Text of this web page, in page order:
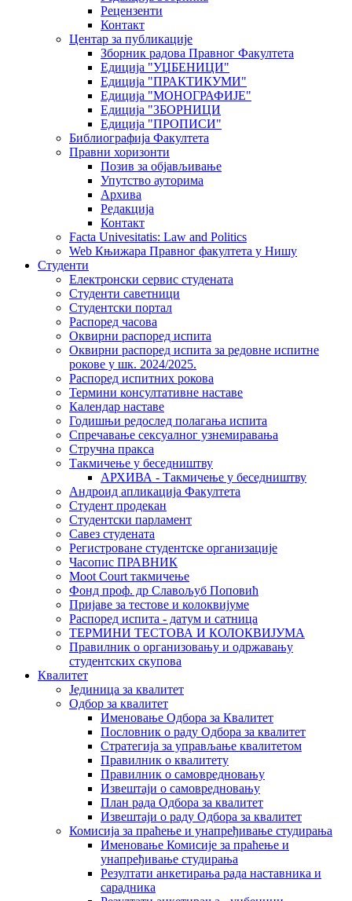
Рецензенти
Контакт
Центар за публикације
Зборник радова Правног Факултета
Едиција "УЏБЕНИЦИ"
Едиција "ПРАКТИКУМИ"
Едиција "МОНОГРАФИЈЕ"
Едиција "ЗБОРНИЦИ
Едиција "ПРОПИСИ"
Библиографија Факултета
Правни хоризонти
Позив за објављивање
Упутство ауторима
Архива
Редакција
Контакт
Facta Univesitatis: Law and Politics
Web Књижара Правног факултета у Нишу
Студенти
Електронски сервис студената
Студенти саветници
Студентски портал
Распоред часова
Оквирни распоред испита
Оквирни распоред испита за редовне испитне
рокове у шк. 2024/2025.
Распоред испитних рокова
Термини консултативне наставе
Календар наставе
Годишњи редослед полагања испита
Спречавање сексуалног узнемиравања
Стручна пракса
Такмичење у беседништву
АРХИВА - Такмичење у беседништву
Андроид апликација Факултета
Студент продекан
Студентски парламент
Савез студената
Регистроване студентске организације
Часопис ПРАВНИК
Moot Court такмичење
Фонд проф. др Славољуб Поповић
Пријаве за тестове и колоквијуме
Распоред испита - датум и сатница
ТЕРМИНИ ТЕСТОВА И КОЛОКВИЈУМА
Правилник о организовању и одржавању
студентских скупова
Квалитет
Јединица за квалитет
Одбор за квалитет
Именовање Одбора за Квалитет
Пословник о раду Одбора за квалитет
Стратегија за управљање квалитетом
Правилник о квалитету
Правилник о самовредновању
Извештаји о самовредновању
План рада Одбора за квалитет
Извештаји о раду Одбора за квалитет
Комисија за праћење и унапређивање студирања
Именовање Комисије за праћење и
унапређивање студирања
Резултати анкетирања рада наставника и
сарадника